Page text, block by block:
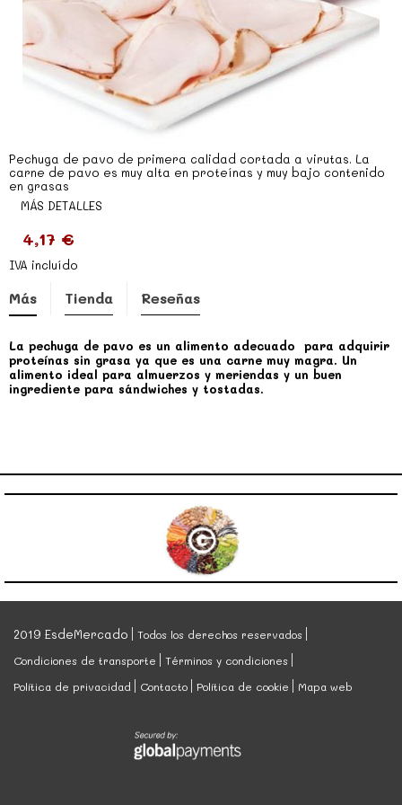
Pechuga de pavo de primera calidad cortada a virutas. La
carne de pavo es muy alta en proteínas y muy bajo contenido
en grasas
MÁS DETALLES
4,17 €
IVA incluído
Más Tienda Reseñas
La pechuga de pavo es un alimento adecuado para adquirir
proteínas sin grasa ya que es una carne muy magra. Un
alimento ideal para almuerzos y meriendas y un buen
ingrediente para sándwiches y tostadas.
2019 EsdeMercado
Todos los derechos reservados
Condiciones de transporte
Términos y condiciones
Política de privacidad
Contacto Política de cookie Mapa web